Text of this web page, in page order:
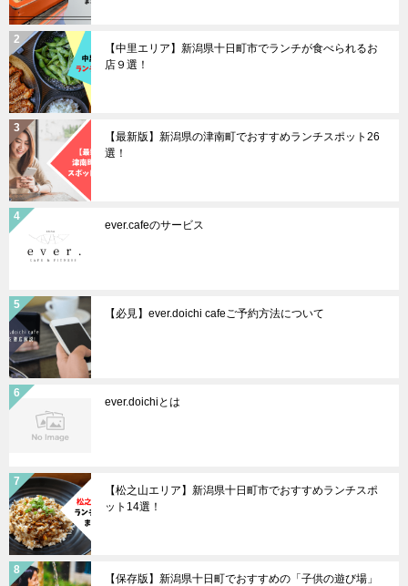
【中里エリア】新潟県十日町市でランチが食べられるお
店９選！
【最新版】新潟県の津南町でおすすめランチスポット26
選！
ever.cafeのサービス
【必見】ever.doichi cafeご予約方法について
ever.doichiとは
【松之山エリア】新潟県十日町市でおすすめランチスポ
ット14選！
【保存版】新潟県十日町でおすすめの「子供の遊び場」